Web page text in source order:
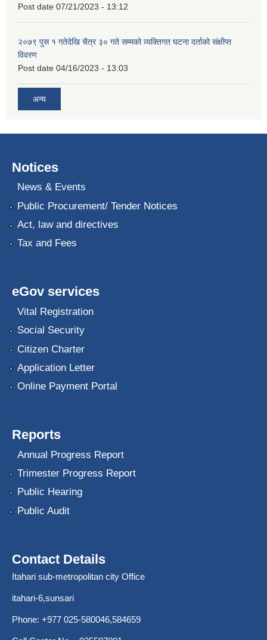
Post date 07/21/2023 - 13:12
२०७९ पुस १ गतेदेखि चैत्र ३० गते सम्मको व्यक्तिगत घटना दर्ताको संक्षीप्त
विवरण
Post date 04/16/2023 - 13:03
अन्य
Notices
News & Events
Public Procurement/ Tender Notices
Act, law and directives
Tax and Fees
eGov services
Vital Registration
Social Security
Citizen Charter
Application Letter
Online Payment Portal
Reports
Annual Progress Report
Trimester Progress Report
Public Hearing
Public Audit
Contact Details
Itahari sub-metropolitan city Office
itahari-6,sunsari
Phone: +977 025-580046,584659